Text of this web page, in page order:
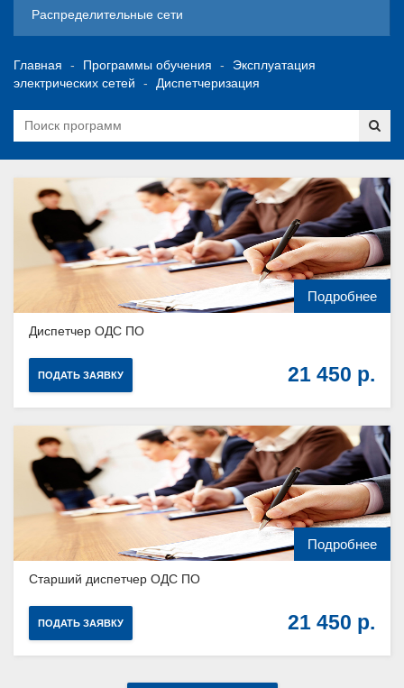
Распределительные сети
Главная Программы обучения
Эксплуатация
электрических сетей
Диспетчеризация
Подробнее
Диспетчер ОДС ПО
ПОДАТЬ ЗАЯВКУ 21 450
Подробнее
Старший диспетчер ОДС ПО
ПОДАТЬ ЗАЯВКУ 21 450